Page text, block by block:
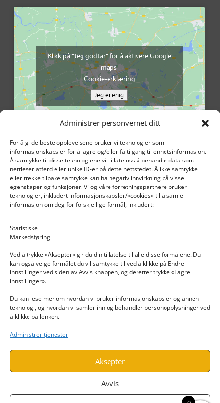
Administrer personvernet ditt
For å gi de beste opplevelsene bruker vi teknologier som
informasjonskapsler for å lagre og/eller få tilgang til enhetsinformasjon.
Å samtykke til disse teknologiene vil tillate oss å behandle data som
nettleser atferd eller unike ID-er på dette nettstedet. Å ikke samtykke
eller trekke tilbake samtykke kan ha negativ innvirkning på visse
egenskaper og funksjoner. Vi og våre forretningspartnere bruker
teknologier, inkludert informasjonskapsler/«cookies» til å samle
informasjon om deg for forskjellige formål, inkludert:
Statistiske
Markedsføring
Ved å trykke «Aksepter» gir du din tillatelse til alle disse formålene. Du
kan også velge formålet du vil samtykke til ved å klikke på Endre
innstillinger ved siden av Avvis knappen, og deretter trykke «Lagre
innstillinger».
Du kan lese mer om hvordan vi bruker informasjonskapsler og annen
teknologi, og hvordan vi samler inn og behandler personopplysninger ved
å klikke på lenken.
Administrer tjenester
Aksepter
Avvis
Klikk på "Jeg godtar" for å aktivere Google
maps
Cookie-erklæring
Jeg er enig
INFORMASJON
Personvern